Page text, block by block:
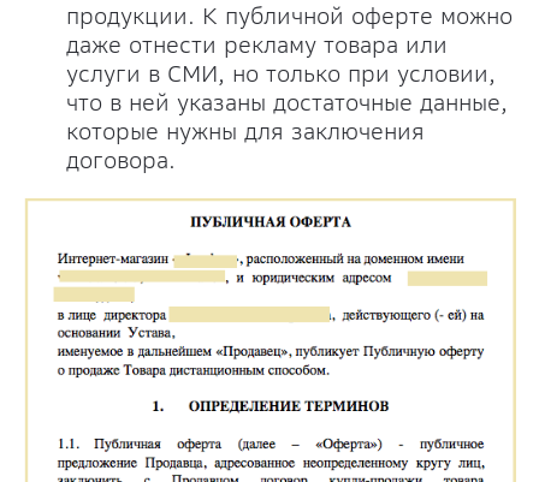
продукции. К публичной оферте можно
даже отнести рекламу товара или
услуги в СМИ, но только при условии,
что в ней указаны достаточные данные,
которые нужны для заключения
договора.